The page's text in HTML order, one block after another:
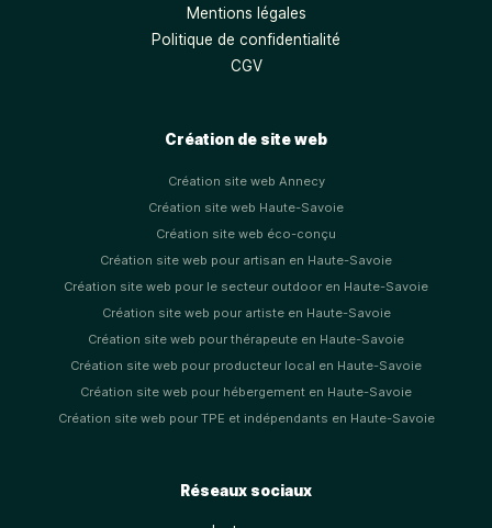
Mentions légales
Politique de confidentialité
CGV
Création de site web
Création site web Annecy
Création site web Haute-Savoie
Création site web éco-conçu
Création site web pour artisan en Haute-Savoie
Création site web pour le secteur outdoor en Haute-Savoie
Création site web pour artiste en Haute-Savoie
Création site web pour thérapeute en Haute-Savoie
Création site web pour producteur local en Haute-Savoie
Création site web pour hébergement en Haute-Savoie
Création site web pour TPE et indépendants en Haute-Savoie
Réseaux sociaux